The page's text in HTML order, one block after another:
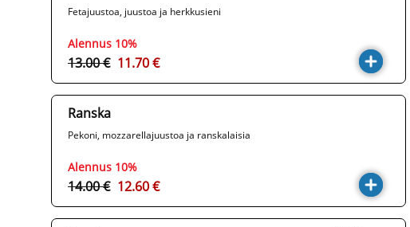
Fetajuustoa, juustoa ja herkkusieni
Alennus 10%
13.00 € 11.70 €
Ranska
Pekoni, mozzarellajuustoa ja ranskalaisia
Alennus 10%
14.00 € 12.60 €